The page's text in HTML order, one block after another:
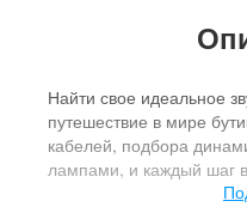
Найти свое идеальное
путешествие в мире
кабелей, подбора
лампами, и каждый шаг
новые открытия,